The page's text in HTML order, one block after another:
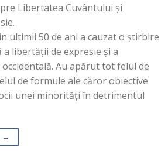
Libertatea Cuvântului și
ultimii 50 de ani a cauzat o știrbire
libertății de expresie și a
Au apărut tot felul de
de formule ale căror obiective
unei minorități în detrimentul
→